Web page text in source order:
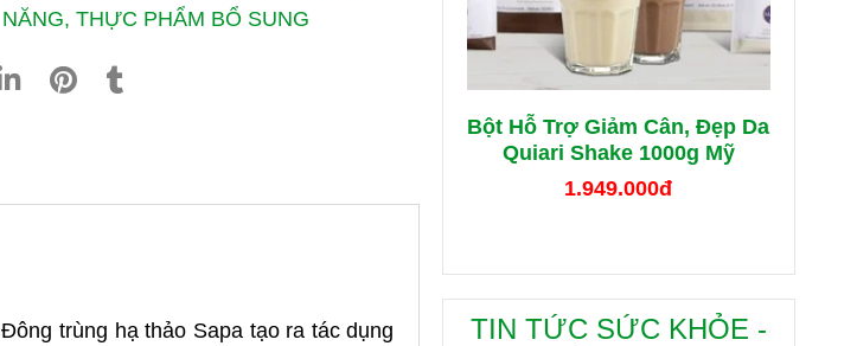
NĂNG, THỰC PHẨM BỔ SUNG
trùng hạ thảo Sapa tạo ra tác dụng
Bột Hỗ Trợ Giảm Cân, Đẹp Da
Quiari Shake 1000g Mỹ
1.949.000đ
TIN TỨC SỨC KHỎE -